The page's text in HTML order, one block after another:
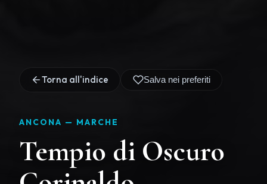
Torna all'indice Salva nei preferiti
ANCONA — MARCHE
Tempio di Oscuro